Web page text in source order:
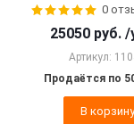
0
25050 руб. /
Артикул:
Продаётся по
В корзину